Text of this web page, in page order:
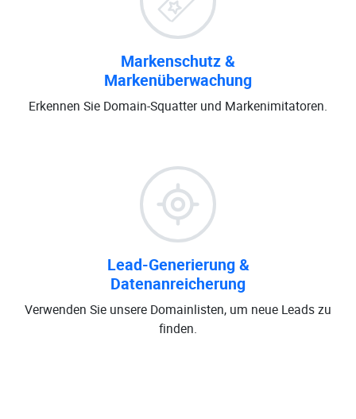
Markenschutz &
Markenüberwachung
Erkennen Sie Domain-Squatter und Markenimitatoren.
Lead-Generierung &
Datenanreicherung
Verwenden Sie unsere Domainlisten, um neue Leads zu
finden.